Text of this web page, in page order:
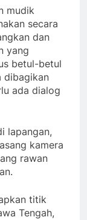
mudik
secara
dan
yang
betul-betul
dibagikan
ada dialog
lapangan,
kamera
rawan
titik
Tengah,